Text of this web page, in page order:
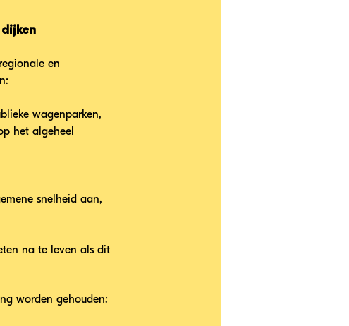
en
wagenparken,
het algeheel
snelheid aan,
na te leven als dit
worden gehouden: